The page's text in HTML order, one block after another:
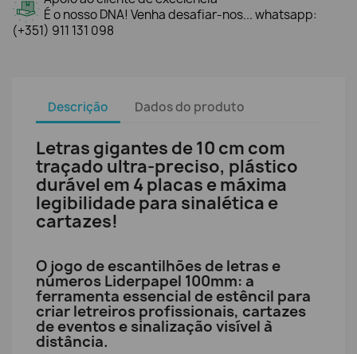
É o nosso DNA! Venha desafiar-nos... whatsapp:
(+351) 911 131 098
Descrição Dados do produto
Letras gigantes de 10 cm com
traçado ultra-preciso, plástico
durável em 4 placas e máxima
legibilidade para sinalética e
cartazes!
O jogo de escantilhões de letras e
números Liderpapel 100mm: a
ferramenta essencial de estêncil para
criar letreiros profissionais, cartazes
de eventos e sinalização visível à
distância.